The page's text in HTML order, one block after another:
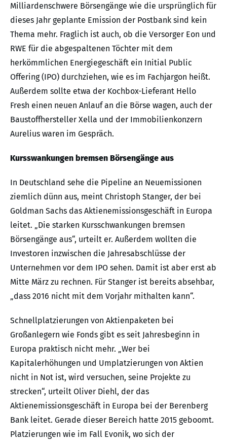
Milliardenschwere Börsengänge wie die ursprünglich für
dieses Jahr geplante Emission der Postbank sind kein
Thema mehr. Fraglich ist auch, ob die Versorger Eon und
RWE für die abgespaltenen Töchter mit dem
herkömmlichen Energiegeschäft ein Initial Public
Offering (IPO) durchziehen, wie es im Fachjargon heißt.
Außerdem sollte etwa der Kochbox-Lieferant Hello
Fresh einen neuen Anlauf an die Börse wagen, auch der
Baustoffhersteller Xella und der Immobilienkonzern
Aurelius waren im Gespräch.
Kursswankungen bremsen Börsengänge aus
In Deutschland sehe die Pipeline an Neuemissionen
ziemlich dünn aus, meint Christoph Stanger, der bei
Goldman Sachs das Aktienemissionsgeschäft in Europa
leitet. „Die starken Kursschwankungen bremsen
Börsengänge aus“, urteilt er. Außerdem wollten die
Investoren inzwischen die Jahresabschlüsse der
Unternehmen vor dem IPO sehen. Damit ist aber erst ab
Mitte März zu rechnen. Für Stanger ist bereits absehbar,
„dass 2016 nicht mit dem Vorjahr mithalten kann“.
Schnellplatzierungen von Aktienpaketen bei
Großanlegern wie Fonds gibt es seit Jahresbeginn in
Europa praktisch nicht mehr. „Wer bei
Kapitalerhöhungen und Umplatzierungen von Aktien
nicht in Not ist, wird versuchen, seine Projekte zu
strecken“, urteilt Oliver Diehl, der das
Aktienemissionsgeschäft in Europa bei der Berenberg
Bank leitet. Gerade dieser Bereich hatte 2015 geboomt.
Platzierungen wie im Fall Evonik, wo sich der